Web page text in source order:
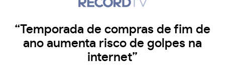
“Temporada de compras de fim de
ano aumenta risco de golpes na
internet”